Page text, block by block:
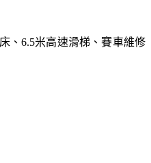
、6.5米高速滑梯、賽車維修